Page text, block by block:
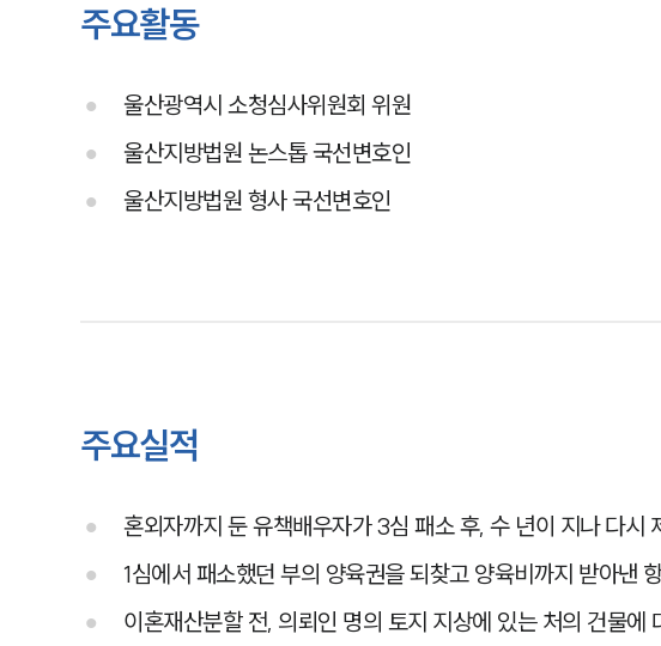
주요활동
울산광역시 소청심사위원회 위원
울산지방법원 논스톱 국선변호인
울산지방법원 형사 국선변호인
주요실적
혼외자까지 둔 유책배우자가 3심 패소 후, 수 년이 지나 다
1심에서 패소했던 부의 양육권을 되찾고 양육비까지 받아낸
이혼재산분할 전, 의뢰인 명의 토지 지상에 있는 처의 건물